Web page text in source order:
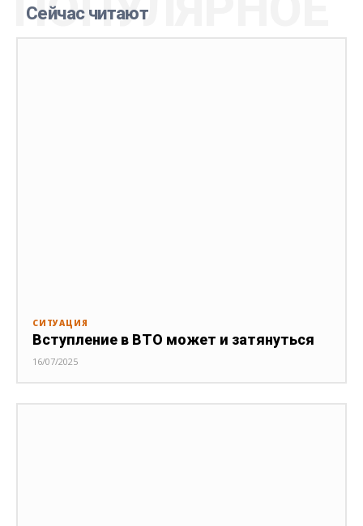
Сейчас читают
СИТУАЦИЯ
Вступление в ВТО может и затянуться
16/07/2025